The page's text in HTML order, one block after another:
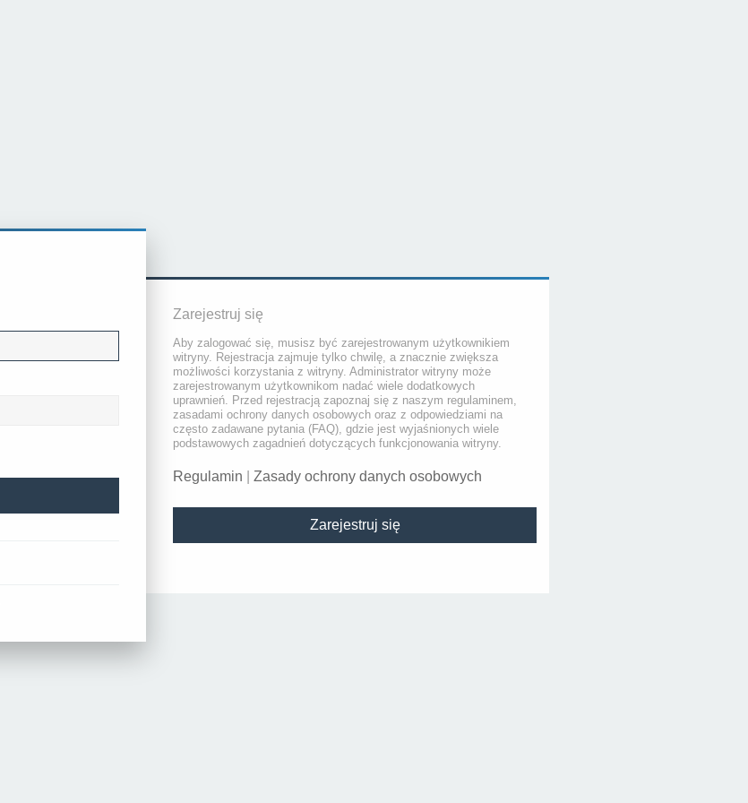
Zarejestruj się
Aby zalogować się, musisz być zarejestrowanym użytkownikiem
witryny. Rejestracja zajmuje tylko chwilę, a znacznie zwiększa
możliwości korzystania z witryny. Administrator witryny może
zarejestrowanym użytkownikom nadać wiele dodatkowych
uprawnień. Przed rejestracją zapoznaj się z naszym regulaminem,
zasadami ochrony danych osobowych oraz z odpowiedziami na
często zadawane pytania (FAQ), gdzie jest wyjaśnionych wiele
podstawowych zagadnień dotyczących funkcjonowania witryny.
Regulamin Zasady ochrony danych osobowych
Zarejestruj się